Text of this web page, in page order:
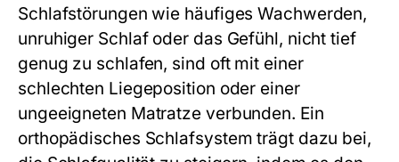
Schlafstörungen wie häufiges Wachwerden,
unruhiger Schlaf oder das Gefühl, nicht tief
genug zu schlafen, sind oft mit einer
schlechten Liegeposition oder einer
ungeeigneten Matratze verbunden. Ein
orthopädisches Schlafsystem trägt dazu bei,